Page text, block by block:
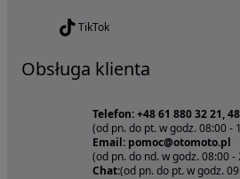
TikTok
Obsługa klienta
Telefon: +48 61 880 32 21,
(od pn. do pt. w godz. 08:00 -
Email: pomoc@otomoto.pl
(od pn. do nd. w godz. 08:00 -
Chat:(od pn. do pt. w godz.